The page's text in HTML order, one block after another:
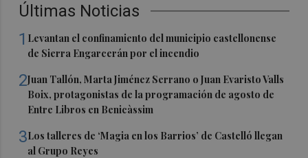
Últimas Noticias
1 Levantan el confinamiento del municipio castellonense
de Sierra Engarcerán por el incendio
2Juan Tallón, Marta Jiménez Serrano o Juan Evaristo Valls
Boix, protagonistas de la programación de agosto de
Entre Libros en Benicàssim
3Los talleres de ‘Magia en los Barrios’ de Castelló llegan
al Grupo Reyes